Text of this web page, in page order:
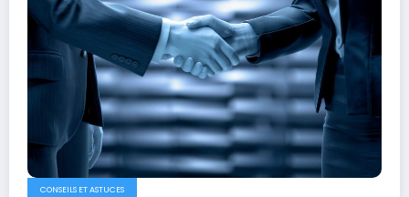
CONSEILS ET ASTUCES